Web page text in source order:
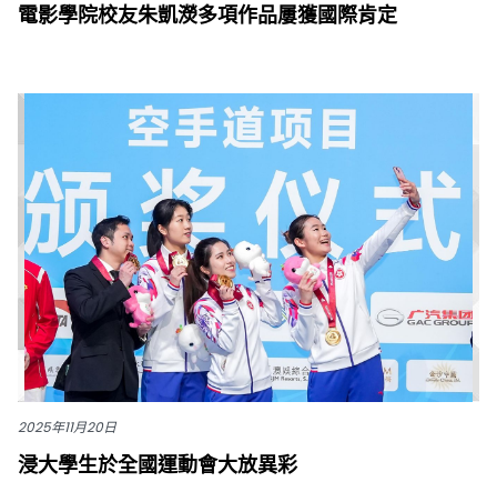
電影學院校友朱凱濙多項作品屢獲國際肯定
2025年11月20日
浸大學生於全國運動會大放異彩